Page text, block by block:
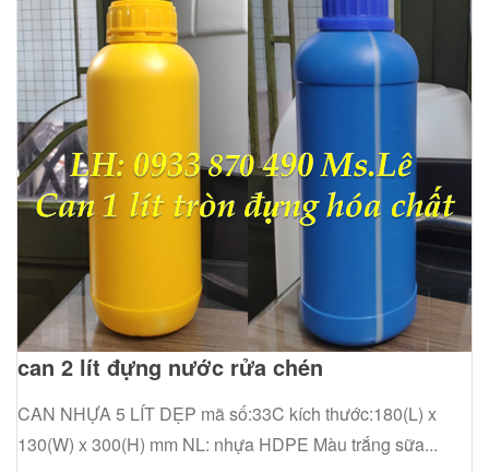
can 2 lít đựng nước rửa chén
CAN NHỰA 5 LÍT DẸP mã số:33C kích thước:180(L) x
130(W) x 300(H) mm NL: nhựa HDPE Màu trắng sữa...